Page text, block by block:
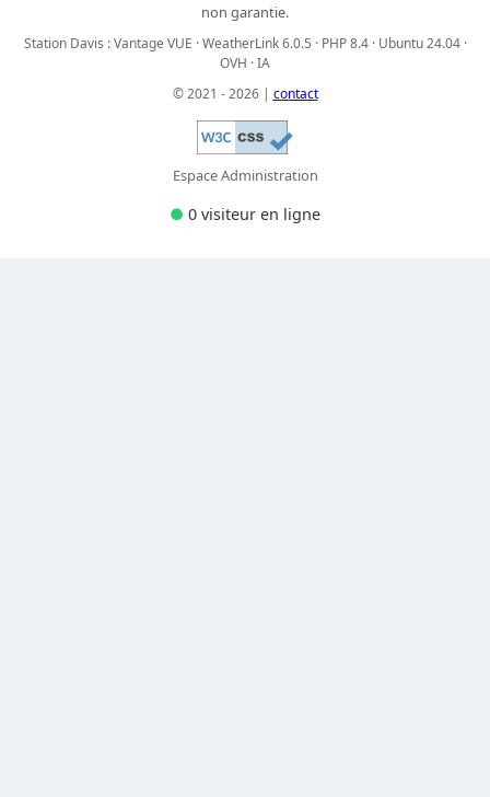
non garantie.
Station Davis : Vantage VUE · WeatherLink 6.0.5 · PHP 8.4 · Ubuntu 24.04 ·
OVH · IA
© 2021 - 2026 | contact
Espace Administration
● 0 visiteur en ligne